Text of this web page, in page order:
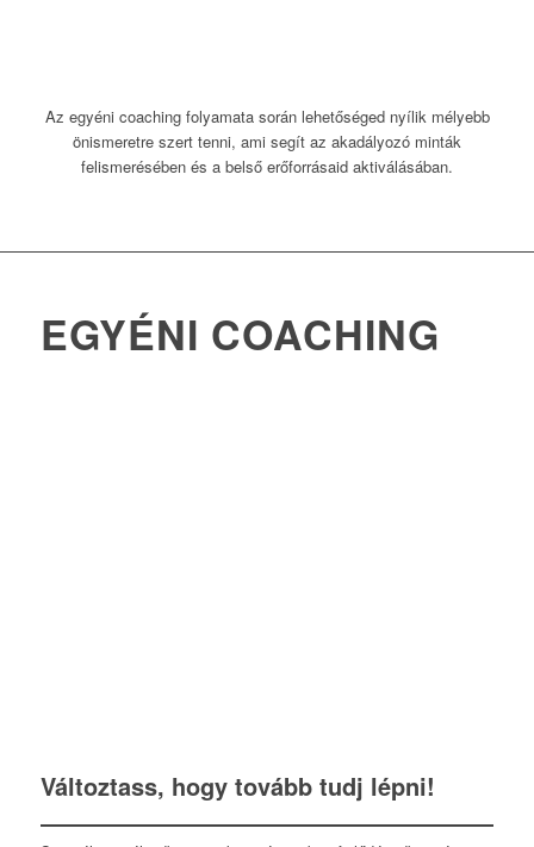
Az egyéni coaching folyamata során lehetőséged nyílik mélyebb
önismeretre szert tenni, ami segít az akadályozó minták
felismerésében és a belső erőforrásaid aktiválásában.
EGYÉNI COACHING
Változtass, hogy tovább tudj lépni!